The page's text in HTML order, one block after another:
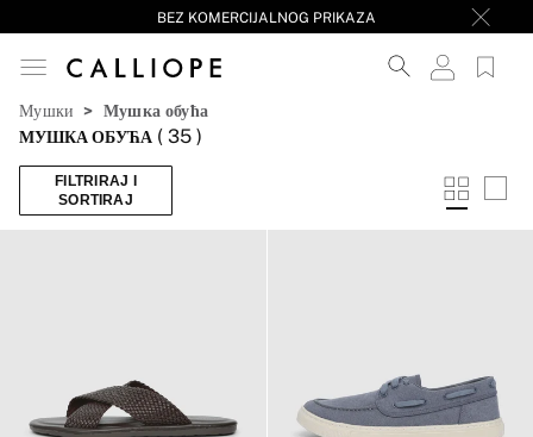
BEZ KOMERCIJALNOG PRIKAZA
Мушки
Мушка обућа
МУШКА ОБУЋА ( 35 )
FILTRIRAJ I
SORTIRAJ